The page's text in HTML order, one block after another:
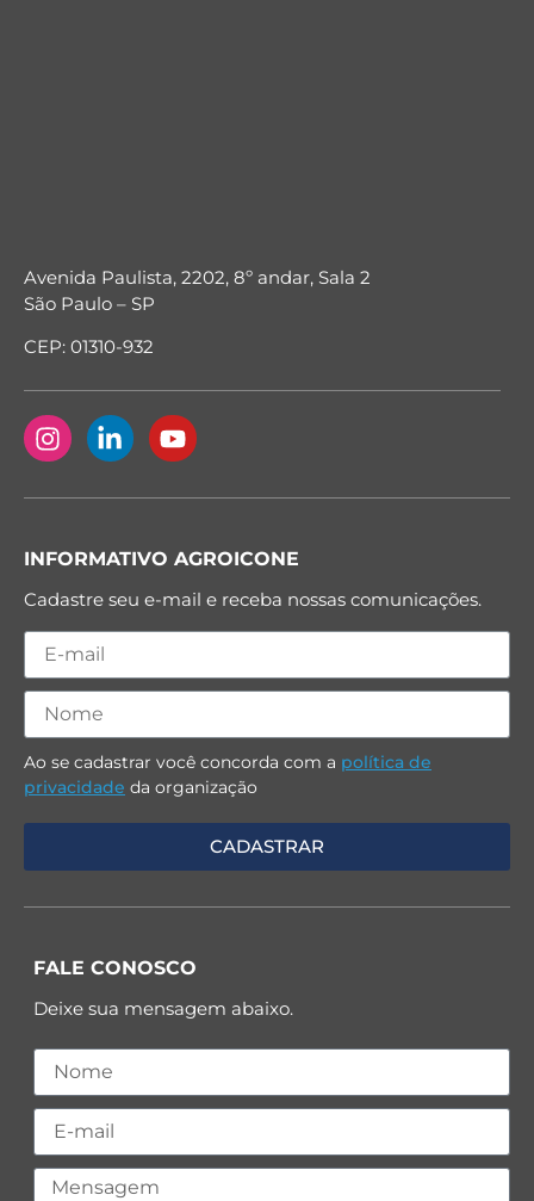
Avenida Paulista, 2202, 8º andar, Sala 2
São Paulo – SP
CEP: 01310-932
INFORMATIVO AGROICONE
Cadastre seu e-mail e receba nossas comunicações.
Ao se cadastrar você concorda com a política de
privacidade da organização
FALE CONOSCO
Deixe sua mensagem abaixo.